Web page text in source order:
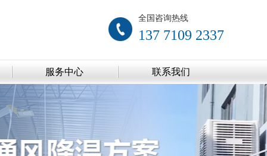
全国咨询热线
137 7109 2337
服务中心 联系我们